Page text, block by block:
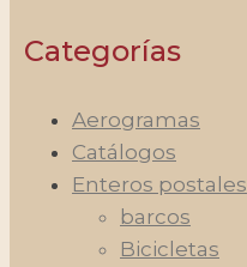
Categorías
Aerogramas
Catálogos
Enteros postales
barcos
Bicicletas